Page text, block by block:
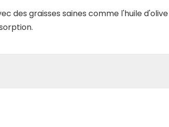
des graisses saines comme l'huile